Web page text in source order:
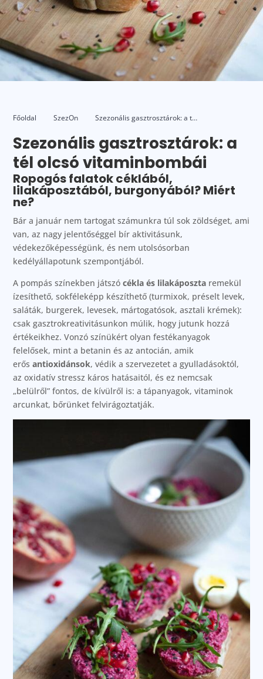
Főoldal SzezOn Szezonális gasztrosztárok: a tél olcsó
Szezonális gasztrosztárok: a
tél olcsó vitaminbombái
Ropogós falatok céklából,
lilakáposztából, burgonyából? Miért
ne?
Bár a január nem tartogat számunkra túl sok zöldséget, ami
van, az nagy jelentőséggel bír aktivitásunk,
védekezőképességünk, és nem utolsósorban
kedélyállapotunk szempontjából.
A pompás színekben játszócékla és lilakáposzta remekül
ízesíthető, sokféleképp készíthető (turmixok, préselt levek,
saláták, burgerek, levesek, mártogatósok, asztali krémek):
csak gasztrokreativitásunkon múlik, hogy jutunk hozzá
értékeikhez. Vonzó színükért olyan festékanyagok
felelősek, mint a betanin és az antocián, amik
erősantioxidánsok, védik a szervezetet a gyulladásoktól,
az oxidatív stressz káros hatásaitól, és ez nemcsak
„belülről” fontos, de kívülről is: a tápanyagok, vitaminok
arcunkat, bőrünket felvirágoztatják.